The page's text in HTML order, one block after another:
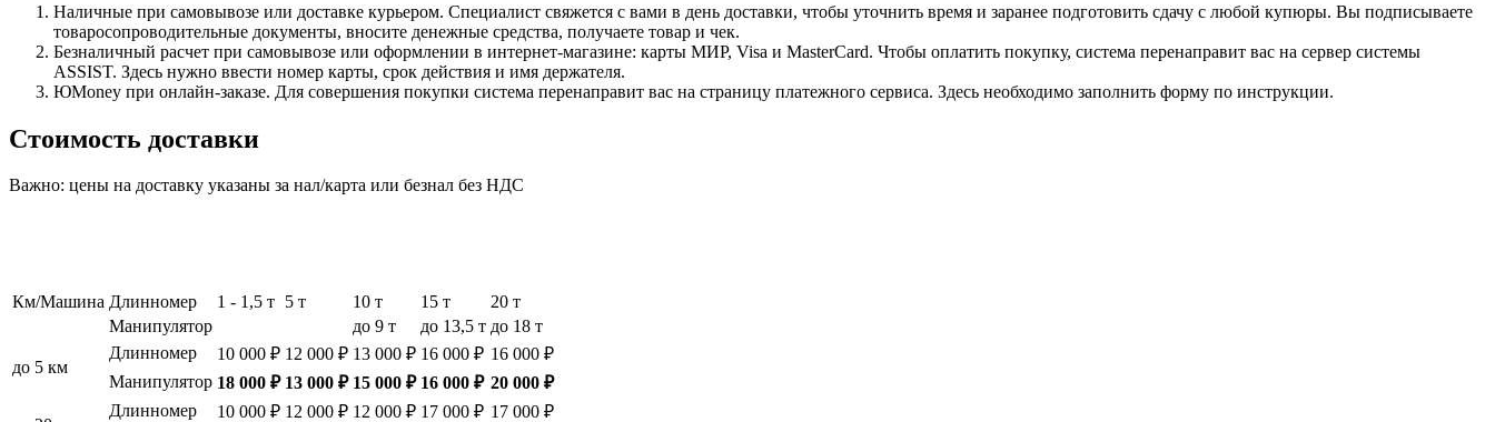
Наличные при самовывозе или доставке курьером. Специалист свяжется с вами в день доставки, чтобы уточнить время и заранее подготовить сдачу с любой купюры. Вы подписываете
товаросопроводительные документы, вносите денежные средства, получаете товар и чек.
Безналичный расчет при самовывозе или оформлении в интернет-магазине: карты МИР, Visa и MasterCard. Чтобы оплатить покупку, система перенаправит вас на сервер системы
ASSIST. Здесь нужно ввести номер карты, срок действия и имя держателя.
ЮMoney при онлайн-заказе. Для совершения покупки система перенаправит вас на страницу платежного сервиса. Здесь необходимо заполнить форму по инструкции.
Стоимость доставки
Важно: цены на доставку указаны за нал/карта или безнал без НДС
Км/Машина Длинномер 1 - 1,5 т 5 т 10 т 15 т
20 т
Манипулятор
до 9 т до 13,5 т до 18 т
до 5 км
Длинномер 10 000 ₽ 12 000 ₽ 13 000 ₽ 16 000 ₽ 16 000 ₽
Манипулятор 18 000 ₽ 13 000 ₽ 15 000 ₽ 16 000 ₽ 20 000 ₽
Длинномер 10 000 ₽ 12 000 ₽ 12 000 ₽ 17 000 ₽ 17 000 ₽